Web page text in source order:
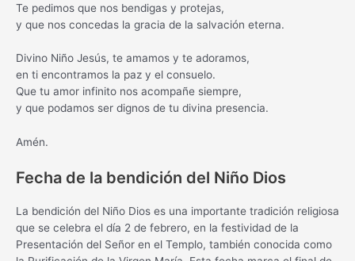
Te pedimos que nos bendigas y protejas,
y que nos concedas la gracia de la salvación eterna.
Divino Niño Jesús, te amamos y te adoramos,
en ti encontramos la paz y el consuelo.
Que tu amor infinito nos acompañe siempre,
y que podamos ser dignos de tu divina presencia.
Amén.
Fecha de la bendición del Niño Dios
La bendición del Niño Dios es una importante tradición religiosa
que se celebra el día 2 de febrero, en la festividad de la
Presentación del Señor en el Templo, también conocida como